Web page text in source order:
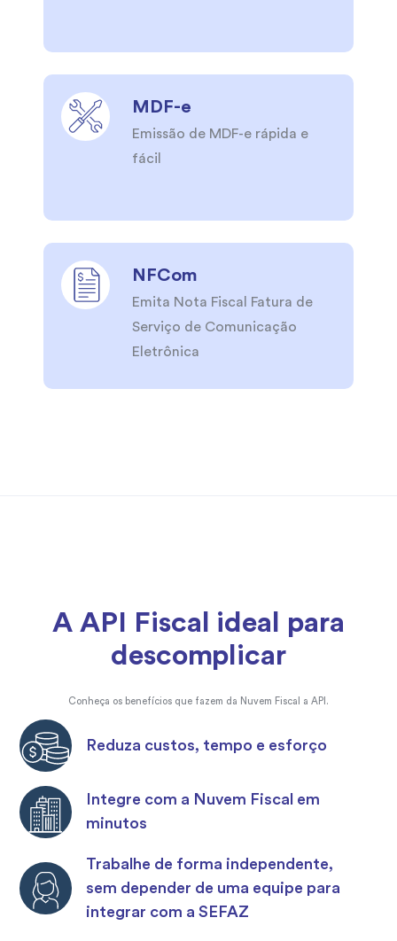
MDF-e
Emissão de MDF-e rápida e
fácil
NFCom
Emita Nota Fiscal Fatura de
Serviço de Comunicação
Eletrônica
A API Fiscal ideal para
descomplicar
Conheça os benefícios que fazem da Nuvem Fiscal a API.
Reduza custos, tempo e esforço
Integre com a Nuvem Fiscal em
minutos
Trabalhe de forma independente,
sem depender de uma equipe para
integrar com a SEFAZ